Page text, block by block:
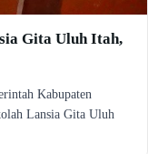
Gita Uluh Itah,
Kabupaten
Lansia Gita Uluh